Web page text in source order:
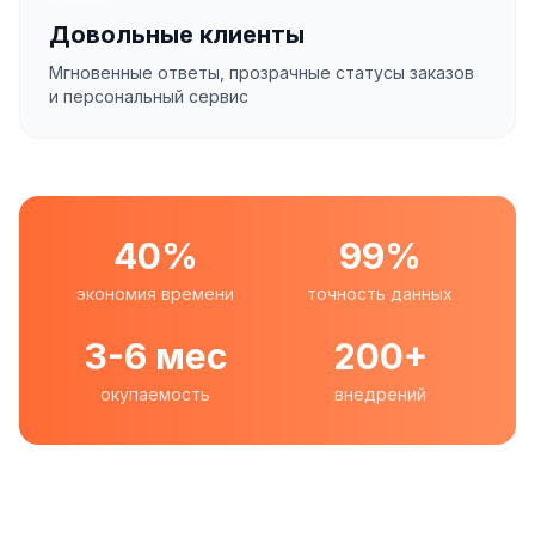
Довольные клиенты
Мгновенные ответы, прозрачные статусы заказов
и персональный сервис
40%
экономия времени
99%
точность данных
3-6 мес
окупаемость
200+
внедрений